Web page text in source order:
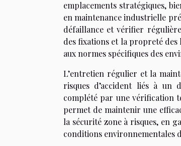
emplacements stratégiques,
en maintenance industrielle
défaillance et vérifier
des fixations et la propreté
aux normes spécifiques des
L’entretien régulier et la
risques d’accident liés à un
complété par une vérification
permet de maintenir une
la sécurité zone à risques, en
conditions environnementales